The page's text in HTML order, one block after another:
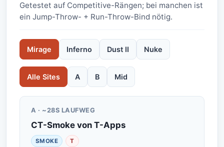
Getestet auf Competitive-Rängen; bei manchen ist
ein Jump-Throw- + Run-Throw-Bind nötig.
Mirage Inferno Dust II Nuke
Alle Sites A B Mid
A · ~28S LAUFWEG
CT-Smoke von T-Apps
SMOKE T